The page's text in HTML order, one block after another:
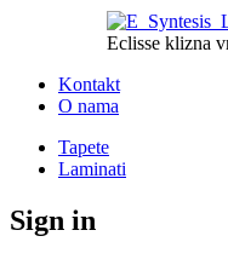
Eclisse klizna
Kontakt
O nama
Tapete
Laminati
Sign in